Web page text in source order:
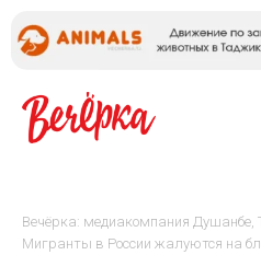
Вечёрка: медиакомпания Душанбе,
Мигранты в России жалуются на